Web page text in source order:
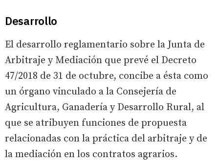
Desarrollo
El desarrollo reglamentario sobre la Junta de
Arbitraje y Mediación que prevé el Decreto
47/2018 de 31 de octubre, concibe a ésta como
un órgano vinculado a la Consejería de
Agricultura, Ganadería y Desarrollo Rural, al
que se atribuyen funciones de propuesta
relacionadas con la práctica del arbitraje y de
la mediación en los contratos agrarios.